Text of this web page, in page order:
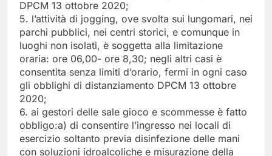
DPCM 13 ottobre 2020;
5. l’attività di jogging, ove svolta sui lungomari, nei
parchi pubblici, nei centri storici, e comunque in
luoghi non isolati, è soggetta alla limitazione
oraria: ore 06,00- ore 8,30; negli altri casi è
consentita senza limiti d’orario, fermi in ogni caso
gli obblighi di distanziamento DPCM 13 ottobre
2020;
6. ai gestori delle sale gioco e scommesse è fatto
obbligo:a) di consentire l’ingresso nei locali di
esercizio soltanto previa disinfezione delle mani
con soluzioni idroalcoliche e misurazione della